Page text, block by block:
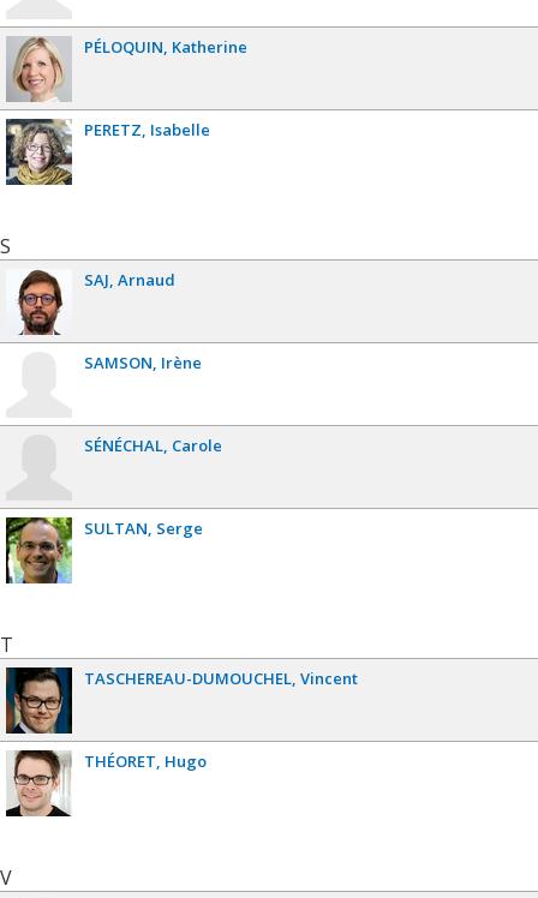
PÉLOQUIN Katherine
PERETZ Isabelle
S
SAJ Arnaud
SAMSON Irène
SÉNÉCHAL Carole
SULTAN Serge
T
TASCHEREAU-DUMOUCHEL Vincent
THÉORET Hugo
V